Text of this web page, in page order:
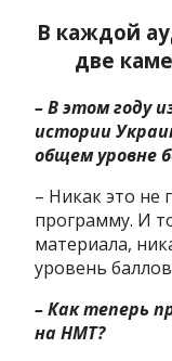
В каждой
две
– В этом году
истории
общем уровне
– Никак это не
программу. И
материала,
уровень
– Как теперь
на НМТ?